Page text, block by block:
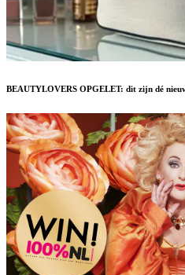
BEAUTYLOVERS OPGELET: dit zijn dé